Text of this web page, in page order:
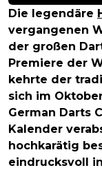
Die legendäre
vergangenen
der großen
Premiere der
kehrte der
sich im
German Darts
Kalender
hochkarätig
eindrucksvoll